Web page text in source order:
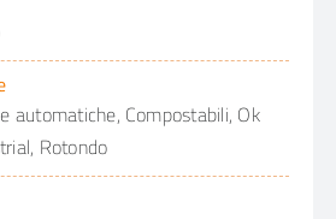
automatiche, Compostabili, Ok
Rotondo